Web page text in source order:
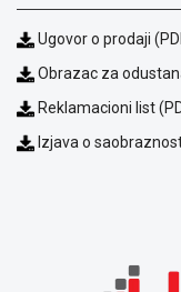
Ugovor o prodaji
Obrazac za
Reklamacioni list
Izjava o